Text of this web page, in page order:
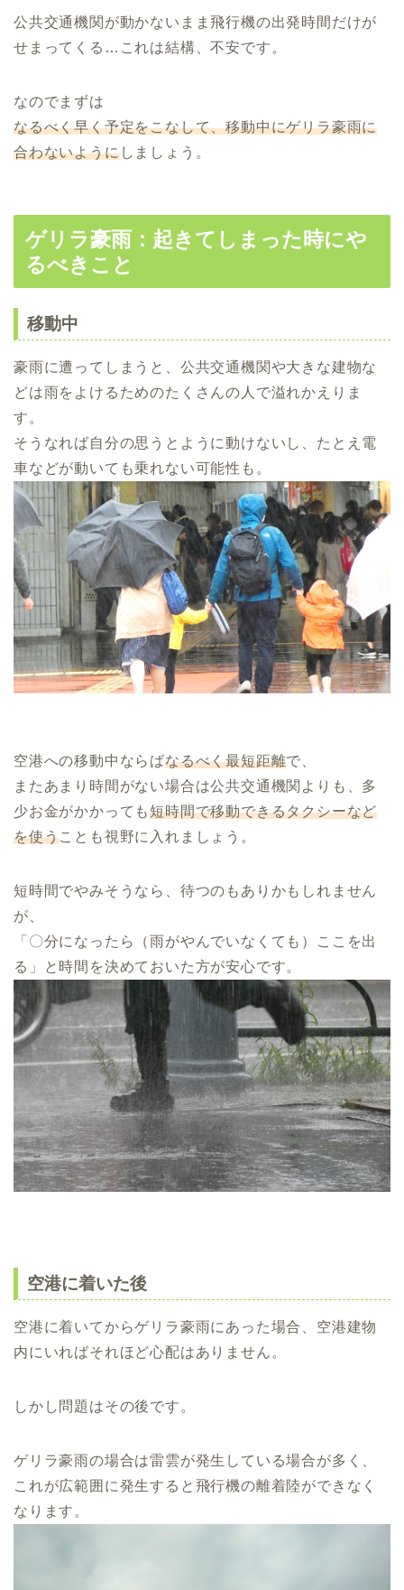
公共交通機関が動かないまま飛行機の出発時間だけが
せまってくる…これは結構、不安です。
なのでまずは
なるべく早く予定をこなして、移動中にゲリラ豪雨に
合わないようにしましょう。
ゲリラ豪雨：起きてしまった時にや
るべきこと
移動中
豪雨に遭ってしまうと、公共交通機関や大きな建物な
どは雨をよけるためのたくさんの人で溢れかえりま
す。
そうなれば自分の思うとように動けないし、たとえ電
車などが動いても乗れない可能性も。
空港への移動中ならばなるべく最短距離で、
またあまり時間がない場合は公共交通機関よりも、多
少お金がかかっても短時間で移動できるタクシーなど
を使うことも視野に入れましょう。
短時間でやみそうなら、待つのもありかもしれません
が、
「〇分になったら（雨がやんでいなくても）ここを出
る」と時間を決めておいた方が安心です。
空港に着いた後
空港に着いてからゲリラ豪雨にあった場合、空港建物
内にいればそれほど心配はありません。
しかし問題はその後です。
ゲリラ豪雨の場合は雷雲が発生している場合が多く、
これが広範囲に発生すると飛行機の離着陸ができなく
なります。